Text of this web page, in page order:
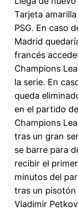
Tarjeta
PSG. En caso
Madrid
francés
Champions
la serie. En
queda
en el partido
Champions
tras un gran
se barre para
recibir el
minutos del
tras un
Vladimir